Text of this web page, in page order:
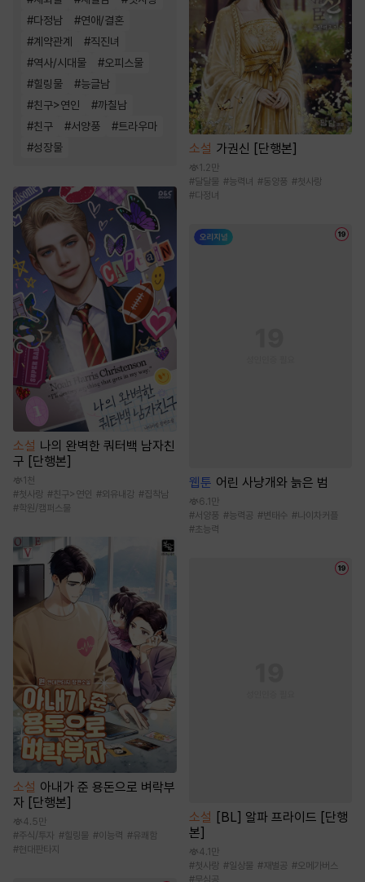
#다정남 #연애/결혼
#계약관계 #직진녀
#역사/시대물 #오피스물
#힐링물 #능글남
#친구>연인 #까칠남
#친구 #서양풍 #트라우마
#성장물
소설 나의 완벽한 쿼터백 남자친
구 [단행본]
1천
#첫사랑 #친구>연인 #외유내강 #집착남
#학원/캠퍼스물
소설 아내가 준 용돈으로 벼락부
자 [단행본]
4.5만
#주식/투자 # 힐링물 #이능력 #유쾌함
#현대판타지
소설 가권신 [단행본]
1.2만
#달달물 #능력녀 #동양풍 #첫사랑
#다정녀
웹툰 어린 사냥개와 늙은 범
6.1만
#서양풍 #능력공 #변태수 #나이차커플
#초능력
소설 [BL] 알파 프라이드 [단행
본]
4.1만
#첫사랑 #일상물 #재벌공 #오메가버스
#무심공